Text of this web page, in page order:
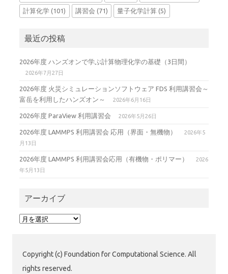
計算化学 (101) 講習会 (71) 量子化学計算 (5)
最近の投稿
2026年度 ハンズオンで学ぶ計算物理化学の基礎（3日間）
2026年7月27日
2026年度 火災シミュレーションソフトウェア FDS 利用講習会～
富岳を利用したハンズオン～
2026年6月16日
2026年度 ParaView 利用講習会 2026年5月26日
2026年度 LAMMPS 利用講習会 応用（界面・無機物）
2026年5
月13日
2026年度 LAMMPS 利用講習会応用（有機物・ポリマー）
2026
年5月13日
アーカイブ
ア
ブ
Copyright (c) Foundation for Computational Science. All
rights reserved.